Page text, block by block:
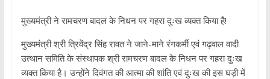
मुख्यमंत्री ने रामचरण बादल के निधन पर गहरा दुःख व्यक्त किया है!
मुख्यमंत्री श्री त्रिवेंद्र सिंह रावत ने जाने-माने रंगकर्मी एवं गढ़वाल वादी
उत्थान समिति के संस्थापक श्री रामचरण बादल के निधन पर गहरा दुःख
व्यक्त किया है। उन्होंने दिवंगत की आत्मा की शांति एवं दुःख की इस घड़ी में